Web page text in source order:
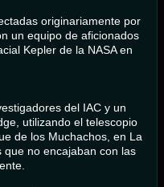
originariamente por
un equipo de aficionados
Kepler de la NASA en
del IAC y un
utilizando el telescopio
de los Muchachos, en La
que no encajaban con las